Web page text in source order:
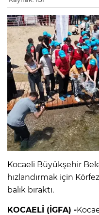
Kocaeli Büyükşehir
hızlandırmak için
balık bıraktı.
KOCAELİ (İGFA) -